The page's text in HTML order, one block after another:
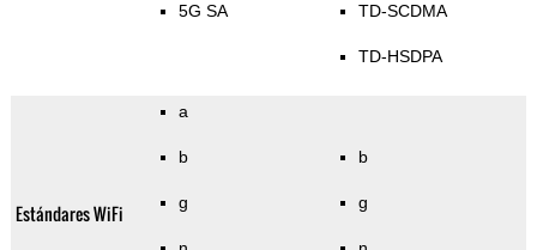
5G SA TD-SCDMA
TD-HSDPA
Estándares WiFi
a
b
g
b
g